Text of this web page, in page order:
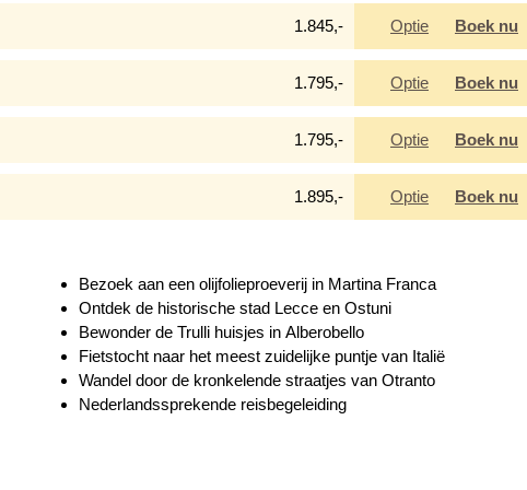
onder de Italiaanse wijnen. De zomers
kunnen blijven hangen. Zo worden deze
we op de fiets voor onze tocht naar
kust. Onderweg stoppen we in Oria,
de weg door de wijngaarden totdat we
de bus naar Gallipoli rijden hebben we
in Gallipoli, een belangrijke oude
ochtend fijn kunnen ontspannen.
1.845,- Optie Boek nu
1.795,- Optie Boek nu
1.795,- Optie Boek nu
1.895,- Optie Boek nu
Bezoek aan een olijfolieproeverij in Martina Franca
Ontdek de historische stad Lecce en Ostuni
Bewonder de Trulli huisjes in Alberobello
Fietstocht naar het meest zuidelijke puntje van Italië
Wandel door de kronkelende straatjes van Otranto
Nederlandssprekende reisbegeleiding